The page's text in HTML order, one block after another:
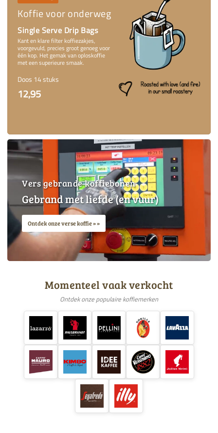
Koffie voor onderweg
Single Serve Drip Bags
Kant en klare filter koffiezakjes,
voorgevuld, precies groot genoeg voor
één kop. Het gemak van oploskoffie
met een superieure smaak.
Doos 14 stuks
12,95
Vers gebrande koffiebonen
Gebrand met liefde (en vuur)
Ontdek onze verse koffie »
Momenteel vaak verkocht
Ontdek onze populaire koffiemerken